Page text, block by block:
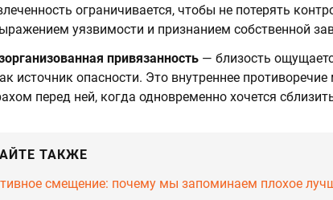
ограничивается, чтобы не потерять
уязвимости и признанием собственной
привязанность — близость
источник опасности. Это внутреннее
перед ней, когда одновременно хочется
ТАКЖЕ
смещение: почему мы запоминаем плохое